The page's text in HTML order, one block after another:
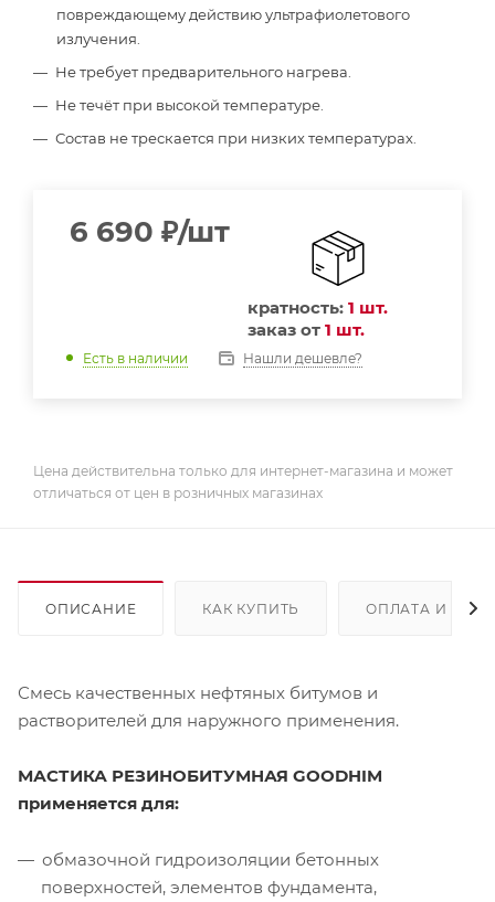
повреждающему действию ультрафиолетового
излучения.
Не требует предварительного нагрева.
Не течёт при высокой температуре.
Состав не трескается при низких температурах.
6 690 ₽/шт
кратность: 1 шт.
заказ от 1 шт.
Есть в наличии Нашли дешевле?
Цена действительна только для интернет-магазина и может
отличаться от цен в розничных магазинах
ОПИСАНИЕ КАК КУПИТЬ ОПЛАТА И
Смесь качественных нефтяных битумов и
растворителей для наружного применения.
МАСТИКА РЕЗИНОБИТУМНАЯ GOODHIM
применяется для:
обмазочной гидроизоляции бетонных
поверхностей, элементов фундамента,